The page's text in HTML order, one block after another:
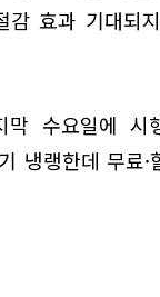
감 효과 기대되
수요일에 시
냉랭한데 무료